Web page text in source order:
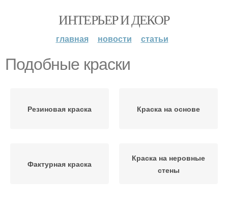
ИНТЕРЬЕР И ДЕКОР
главная новости статьи
Подобные краски
Резиновая краска Краска на основе
Фактурная краска
Краска на неровные
стены